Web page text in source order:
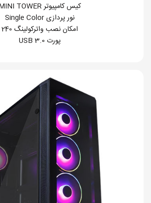
کیس کامپیوتر MINI TOWER
نور پردازی Single Color
امکان نصب واترکولینگ 240
پورت USB 3.0